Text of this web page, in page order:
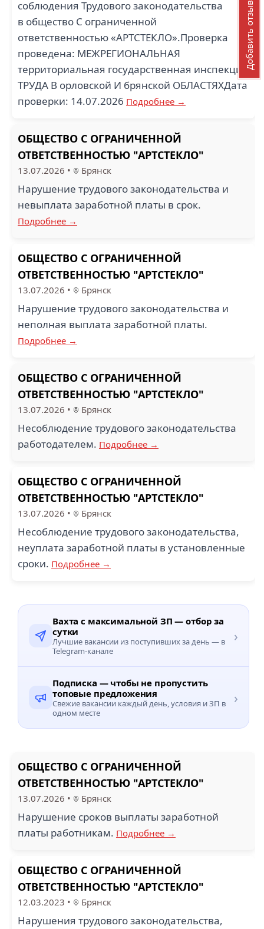
соблюдения Трудового законодательства
в общество С ограниченной
ответственностью «АРТСТЕКЛО».Проверка
проведена: МЕЖРЕГИОНАЛЬНАЯ
территориальная государственная инспекция
ТРУДА В орловской И брянской ОБЛАСТЯХДата
проверки: 14.07.2026 Подробнее →
ОБЩЕСТВО С ОГРАНИЧЕННОЙ
ОТВЕТСТВЕННОСТЬЮ "АРТСТЕКЛО"
13.07.2026 • Брянск
Нарушение трудового законодательства и
невыплата заработной платы в срок.
Подробнее →
ОБЩЕСТВО С ОГРАНИЧЕННОЙ
ОТВЕТСТВЕННОСТЬЮ "АРТСТЕКЛО"
13.07.2026 • Брянск
Нарушение трудового законодательства и
неполная выплата заработной платы.
Подробнее →
ОБЩЕСТВО С ОГРАНИЧЕННОЙ
ОТВЕТСТВЕННОСТЬЮ "АРТСТЕКЛО"
13.07.2026 • Брянск
Несоблюдение трудового законодательства
работодателем. Подробнее →
ОБЩЕСТВО С ОГРАНИЧЕННОЙ
ОТВЕТСТВЕННОСТЬЮ "АРТСТЕКЛО"
13.07.2026 • Брянск
Несоблюдение трудового законодательства,
неуплата заработной платы в установленные
сроки. Подробнее →
Вахта с максимальной ЗП — отбор за
сутки
Лучшие вакансии из поступивших за день — в
Telegram-канале
›
Подписка — чтобы не пропустить
топовые предложения
Свежие вакансии каждый день, условия и ЗП в
одном месте
›
ОБЩЕСТВО С ОГРАНИЧЕННОЙ
ОТВЕТСТВЕННОСТЬЮ "АРТСТЕКЛО"
13.07.2026 • Брянск
Нарушение сроков выплаты заработной
платы работникам. Подробнее →
ОБЩЕСТВО С ОГРАНИЧЕННОЙ
ОТВЕТСТВЕННОСТЬЮ "АРТСТЕКЛО"
12.03.2023 • Брянск
Нарушения трудового законодательства,
Добавить отзыв